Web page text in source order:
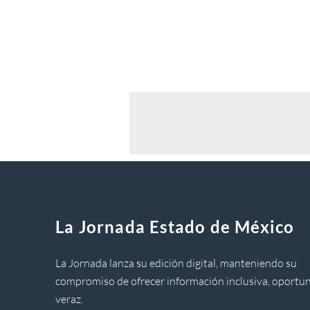
La Jornada Estado de México
La Jornada lanza su edición digital, manteniendo su
compromiso de ofrecer información inclusiva,
veraz.